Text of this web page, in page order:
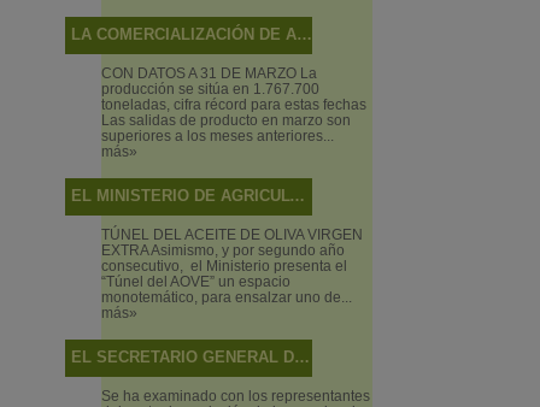
LA COMERCIALIZACIÓN DE ACEITE DE OLIVA ALCANZA NIVELES MÁXIMOS EN EL ECUADOR DE LA CAMPAÑA
CON DATOS A 31 DE MARZO La
producción se sitúa en 1.767.700
toneladas, cifra récord para estas fechas
Las salidas de producto en marzo son
superiores a los meses anteriores...
más»
EL MINISTERIO DE AGRICULTURA, PESCA Y ALIMENTACIÓN PROMOCIONA BAJO EL CONCEPTO “ALIMENTOS DE ESPAÑA” LOS VINOS, ACEITES Y PRODUCTOS PESQUEROS EN EL SALÓN DE GOURMETS 2019
TÚNEL DEL ACEITE DE OLIVA VIRGEN
EXTRA Asimismo, y por segundo año
consecutivo, el Ministerio presenta el
“Túnel del AOVE” un espacio
monotemático, para ensalzar uno de...
más»
EL SECRETARIO GENERAL DE AGRICULTURA Y ALIMENTACIÓN PRESIDE LA MESA SECTORIAL DE ACEITE DE OLIVA Y ACEITUNA DE MESA
Se ha examinado con los representantes